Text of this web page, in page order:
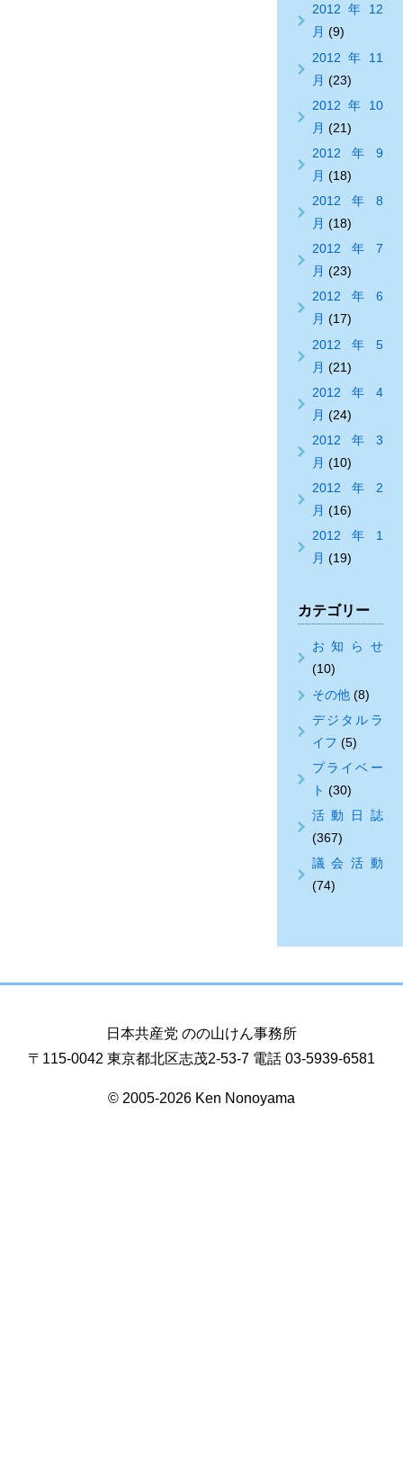
2012年12
月 (9)
2012年11
月 (23)
2012年10
月 (21)
2012年9
月 (18)
2012年8
月 (18)
2012年7
月 (23)
2012年6
月 (17)
2012年5
月 (21)
2012年4
月 (24)
2012年3
月 (10)
2012年2
月 (16)
2012年1
月 (19)
カテゴリー
お知らせ
(10)
その他(8)
デジタルラ
イフ (5)
プライベー
ト (30)
活動日誌
(367)
議会活動
(74)
日本共産党 のの山けん事務所
〒115-0042 東京都北区志茂2-53-7 電話 03-5939-6581
© 2005-2026 Ken Nonoyama